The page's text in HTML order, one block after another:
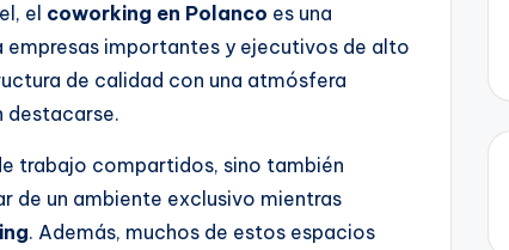
el coworking en Polanco es una
importantes y ejecutivos de alto
de calidad con una atmósfera
destacarse.
trabajo compartidos, sino también
de un ambiente exclusivo mientras
. Además, muchos de estos espacios